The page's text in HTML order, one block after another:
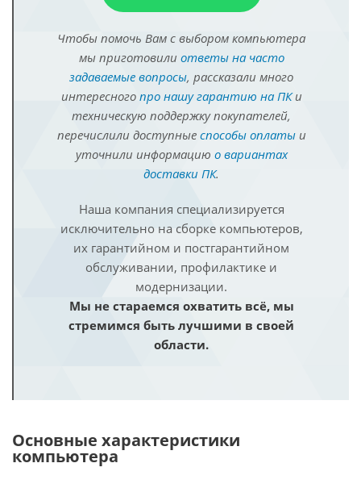
Чтобы помочь Вам с выбором компьютера
мы приготовили ответы на часто
задаваемые вопросы, рассказали много
интересного про нашу гарантию на ПКи
техническую поддержку покупателей,
перечислили доступные способы оплатыи
уточнили информацию о вариантах
доставки ПК.
Наша компания специализируется
исключительно на сборке компьютеров,
их гарантийном и постгарантийном
обслуживании, профилактике и
модернизации.
Мы не стараемся охватить всё, мы
стремимся быть лучшими в своей
области.
Основные характеристики
компьютера